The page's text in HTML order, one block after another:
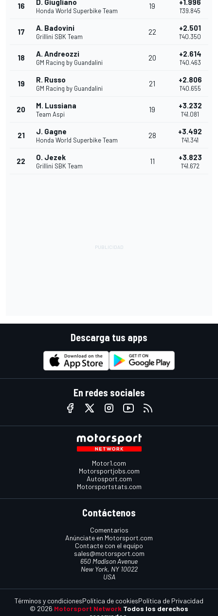
16 D. Giugliano
Honda World Superbike Team
19 +1.996
1'39.845
17 A. Badovini
Grillini SBK Team
22 +2.501
1'40.350
18 A. Andreozzi
GM Racing by Guandalini
20 +2.614
1'40.463
19 R. Russo
GM Racing by Guandalini
21 +2.806
1'40.655
20 M. Lussiana
Team Aspi
19 +3.232
1'41.081
21 J. Gagne
Honda World Superbike Team
28 +3.492
1'41.341
22 O. Jezek
Grillini SBK Team
11 +3.823
1'41.672
Descarga tus apps
En redes sociales
Motor1.com
Motorsportjobs.com
Autosport.com
Motorsportstats.com
Contáctenos
Comentarios
Anúnciate en Motorsport.com
Contacte con el equipo
sales@motorsport.com
650 Madison Avenue
New York, NY 10022
USA
© 2026 Motorsport Network Todos los derechos
Términos y condicionesPolítica de cookiesPolítica de Privacidad